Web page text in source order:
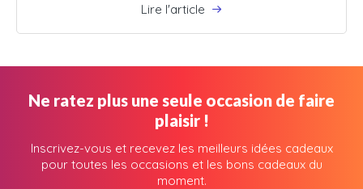
Lire l'article
Ne ratez plus une seule occasion de faire
plaisir !
Inscrivez-vous et recevez les meilleurs idées cadeaux
pour toutes les occasions et les bons cadeaux du
moment.